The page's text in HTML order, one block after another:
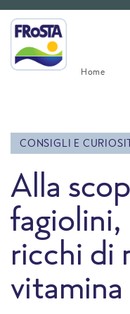
Home
CONSIGLI E
Alla
ricchi di